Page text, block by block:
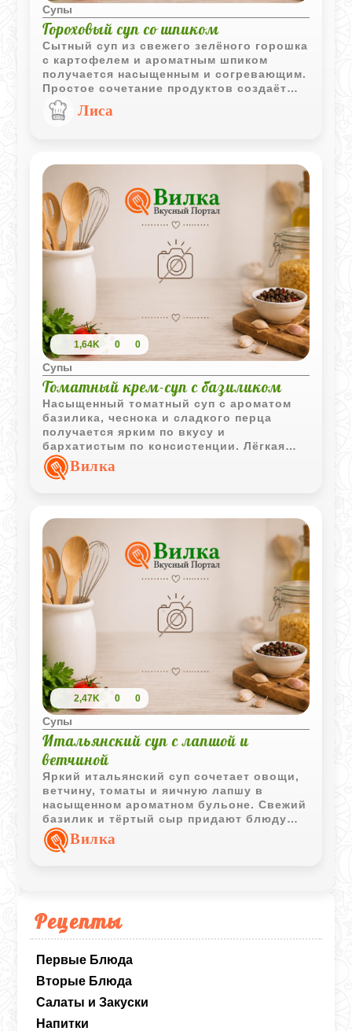
Рецепты
Первые Блюда
Вторые Блюда
Салаты и Закуски
Напитки
Супы
Гороховый суп со шпиком
Сытный суп из свежего зелёного горошка
с картофелем и ароматным шпиком
получается насыщенным и согревающим.
Простое сочетание продуктов создаёт
выразительный вкус без сложных
кулинарных приёмов.
Лиса
1,64K 0 0
Супы
Томатный крем-суп с базиликом
Насыщенный томатный суп с ароматом
базилика, чеснока и сладкого перца
получается ярким по вкусу и
бархатистым по консистенции. Лёгкая
сливочная нотка делает блюдо более
сбалансированным и выразительным.
Вилка
2,47K 0 0
Супы
Итальянский суп с лапшой и
ветчиной
Яркий итальянский суп сочетает овощи,
ветчину, томаты и яичную лапшу в
насыщенном ароматном бульоне. Свежий
базилик и тёртый сыр придают блюду
характерный средиземноморский вкус.
Вилка